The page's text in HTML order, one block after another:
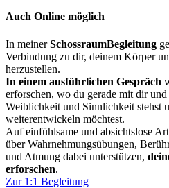
Auch Online möglich
In meinerSchossraumBegleitung
Verbindung zu dir, deinem Körper
herzustellen.
In einem ausführlichen Gespräch
erforschen, wo du gerade mit dir
Weiblichkeit und Sinnlichkeit stehst
weiterentwickeln möchtest.
Auf einfühlsame und absichtslose
über Wahrnehmungsübungen,
und Atmung dabei unterstützen,
erforschen.
Zur 1:1 Begleitung